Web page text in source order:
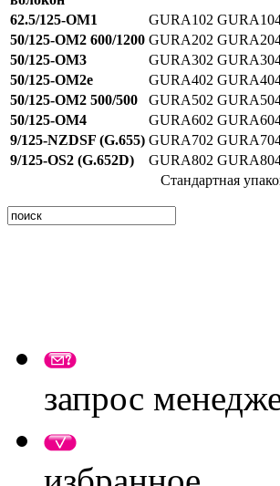
62.5/125-OM1
GURA102
50/125-OM2 600/1200 GURA202
50/125-OM3
GURA302
50/125-OM2e
GURA402
50/125-OM2 500/500
GURA502
50/125-OM4
GURA602
9/125-NZDSF (G.655) GURA702
9/125-OS2 (G.652D)
GURA802
Стандартная
запрос